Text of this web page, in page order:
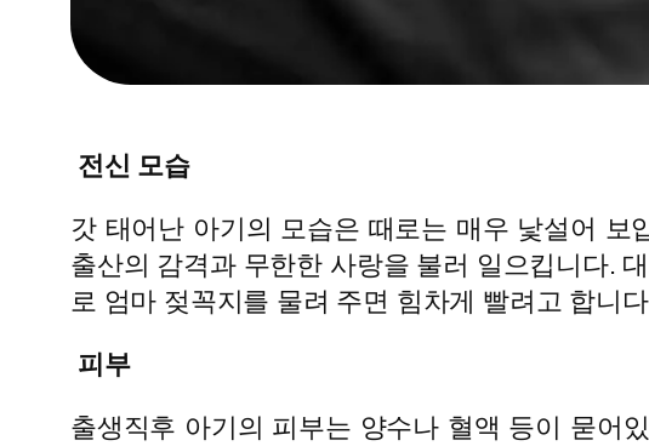
전신 모습
갓 태어난 아기의 모습은 때로는 매우 낯설어
출산의 감격과 무한한 사랑을 불러 일으킵니다.
로 엄마 젖꼭지를 물려 주면 힘차게 빨려고 합니
피부
출생직후 아기의 피부는 양수나 혈액 등이 묻어